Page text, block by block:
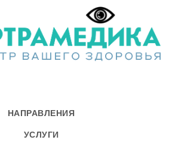
НАПРАВЛЕНИЯ
УСЛУГИ